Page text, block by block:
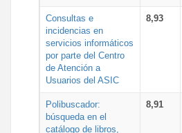
Consultas e
incidencias en
servicios informáticos
por parte del Centro
de Atención a
Usuarios del ASIC
8,93
Polibuscador:
búsqueda en el
catálogo de libros,
8,91